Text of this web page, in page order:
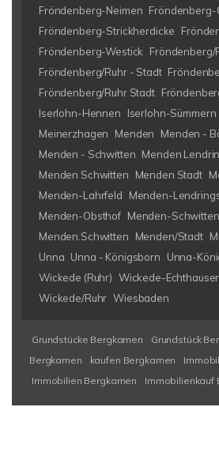
Fröndenberg-Neimen Fröndenberg-
Fröndenberg-Strickherdicke
Fröndenberg-Westick
Fröndenberg/
Fröndenberg/Ruhr - Stadt
Fröndenberg/Ruhr Stadt
Iserlohn-Hennen
Iserlohn-Sümmern
Meinerzhagen
Menden
Menden -
Menden - Schwitten Menden
Menden Schwitten
Menden Stadt
Menden-Lahrfeld
Menden-
Menden-Obsthof Menden-Schwitten
Menden.Schwitten
Menden/Stadt
Unna Unna - Königsborn Unna-
Wickede (Ruhr) Wickede-
Wickede/Ruhr Wiesbaden
Grundstücke Bergkamen Grundstück
Bergkamen
kaufen Bergkamen
Immobilien Bergkamen
Immobilienkauf